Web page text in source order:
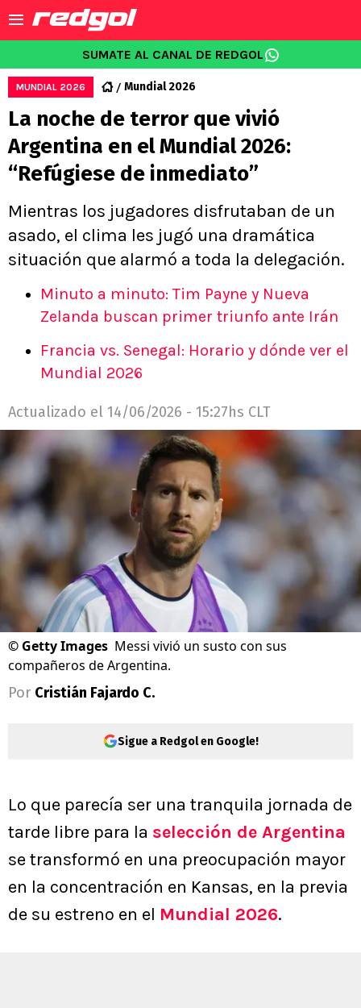
SUMATE AL CANAL DE REDGOL
MUNDIAL 2026 Mundial 2026
La noche de terror que vivió
Argentina en el Mundial 2026:
“Refúgiese de inmediato”
Mientras los jugadores disfrutaban de un
asado, el clima les jugó una dramática
situación que alarmó a toda la delegación.
Minuto a minuto: Tim Payne y Nueva
Zelanda buscan primer triunfo ante Irán
Francia vs. Senegal: Horario y dónde ver el
Mundial 2026
Actualizado el 14/06/2026 - 15:27hs CLT
© Getty Images Messi vivió un susto con sus
compañeros de Argentina.
Por Cristián Fajardo C.
Sigue a Redgol en Google!
Lo que parecía ser una tranquila jornada de
tarde libre para la selección de Argentina
se transformó en una preocupación mayor
en la concentración en Kansas, en la previa
de su estreno en el Mundial 2026.